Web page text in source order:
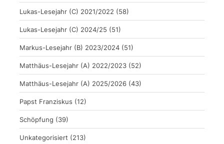
Lukas-Lesejahr (C) 2021/2022 (58)
Lukas-Lesejahr (C) 2024/25 (51)
Markus-Lesejahr (B) 2023/2024 (51)
Matthäus-Lesejahr (A) 2022/2023 (52)
Matthäus-Lesejahr (A) 2025/2026 (43)
Papst Franziskus (12)
Schöpfung (39)
Unkategorisiert (213)